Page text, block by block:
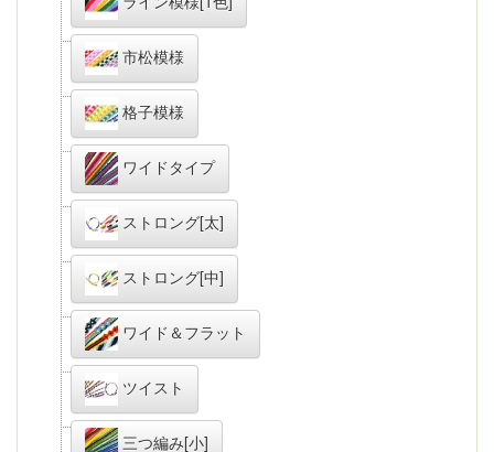
市松模様
格子模様
ワイドタイプ
ストロング[太]
ストロング[中]
ワイド＆フラット
ツイスト
三つ編み[小]